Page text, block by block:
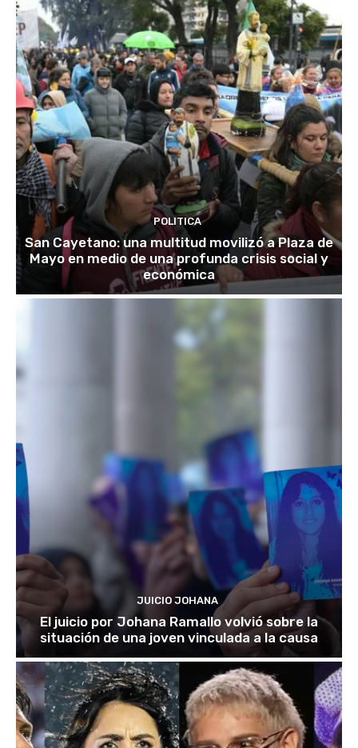
POLITICA
San Cayetano: una multitud movilizó a Plaza de
Mayo en medio de una profunda crisis social y
económica
JUICIO JOHANA
El juicio por Johana Ramallo volvió sobre la
situación de una joven vinculada a la causa